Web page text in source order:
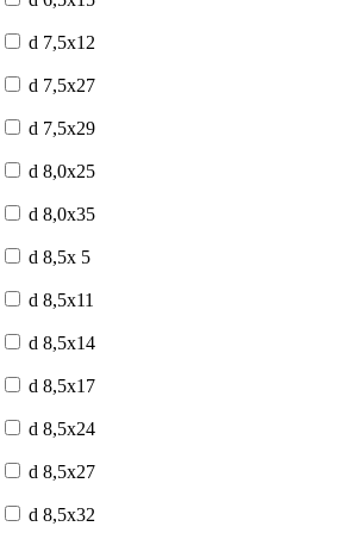
d 7,5x12
d 7,5x27
d 7,5x29
d 8,0x25
d 8,0x35
d 8,5x 5
d 8,5x11
d 8,5x14
d 8,5x17
d 8,5x24
d 8,5x27
d 8,5x32